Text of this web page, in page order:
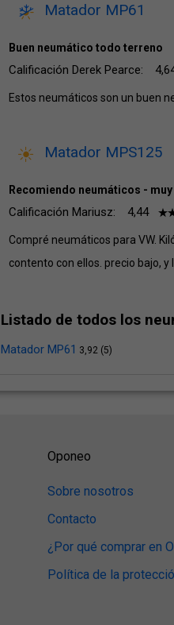
Matador MP61
Buen neumático todo terreno
Calificación Derek Pearce:
Estos neumáticos son un buen
Matador MPS125
Recomiendo neumáticos -
Calificación Mariusz: 4,44
Compré neumáticos para VW.
contento con ellos. precio bajo, y
Listado de todos los
Matador MP61 3,92 (5)
Oponeo
Sobre nosotros
Contacto
¿Por qué comprar en
Política de la